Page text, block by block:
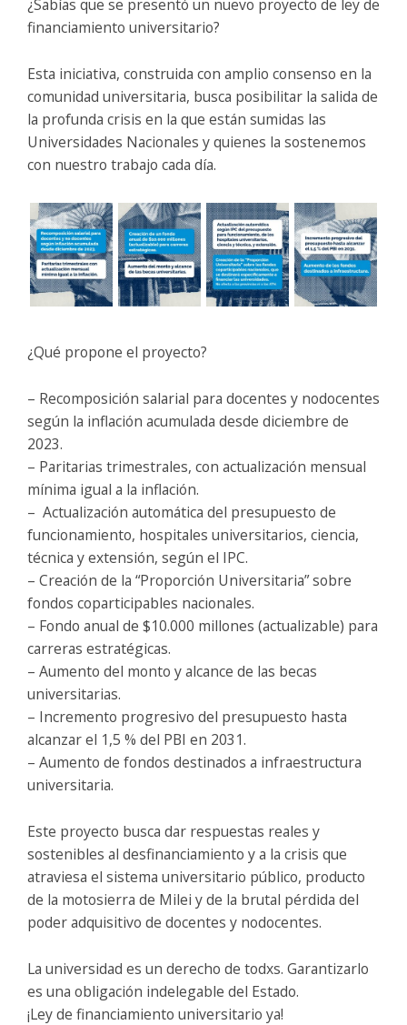
¿Sabías que se presentó un nuevo proyecto de ley de
financiamiento universitario?
Esta iniciativa, construida con amplio consenso en la
comunidad universitaria, busca posibilitar la salida de
la profunda crisis en la que están sumidas las
Universidades Nacionales y quienes la sostenemos
con nuestro trabajo cada día.
¿Qué propone el proyecto?
– Recomposición salarial para docentes y nodocentes
según la inflación acumulada desde diciembre de
2023.
– Paritarias trimestrales, con actualización mensual
mínima igual a la inflación.
– Actualización automática del presupuesto de
funcionamiento, hospitales universitarios, ciencia,
técnica y extensión, según el IPC.
– Creación de la “Proporción Universitaria” sobre
fondos coparticipables nacionales.
– Fondo anual de $10.000 millones (actualizable) para
carreras estratégicas.
– Aumento del monto y alcance de las becas
universitarias.
– Incremento progresivo del presupuesto hasta
alcanzar el 1,5 % del PBI en 2031.
– Aumento de fondos destinados a infraestructura
universitaria.
Este proyecto busca dar respuestas reales y
sostenibles al desfinanciamiento y a la crisis que
atraviesa el sistema universitario público, producto
de la motosierra de Milei y de la brutal pérdida del
poder adquisitivo de docentes y nodocentes.
La universidad es un derecho de todxs. Garantizarlo
es una obligación indelegable del Estado.
¡Ley de financiamiento universitario ya!